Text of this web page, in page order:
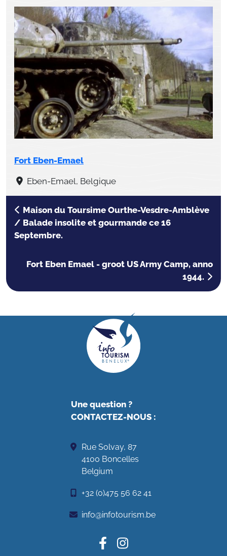
Fort Eben-Emael
Eben-Emael, Belgique
Maison du Toursime Ourthe-Vesdre-Amblève
/ Balade insolite et gourmande ce 16
Septembre.
Fort Eben Emael - groot US Army Camp, anno
1944.
Une question ?
CONTACTEZ-NOUS :
Rue Solvay, 87
4100 Boncelles
Belgium
+32 (0)475 56 62 41
info@infotourism.be